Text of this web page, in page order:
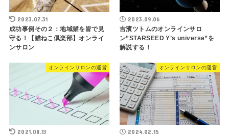
2023.07.31
成功事例その２：地域猫を皆で見
守る！【猫ねこ倶楽部】オンライ
ンサロン
2023.09.06
吉濱ツトムのオンラインサロ
ン”STARSEED Y’s universe”を
解説する！
オンラインサロンの運営
2021.08.13
オンラインサロンの運営
2024.02.15